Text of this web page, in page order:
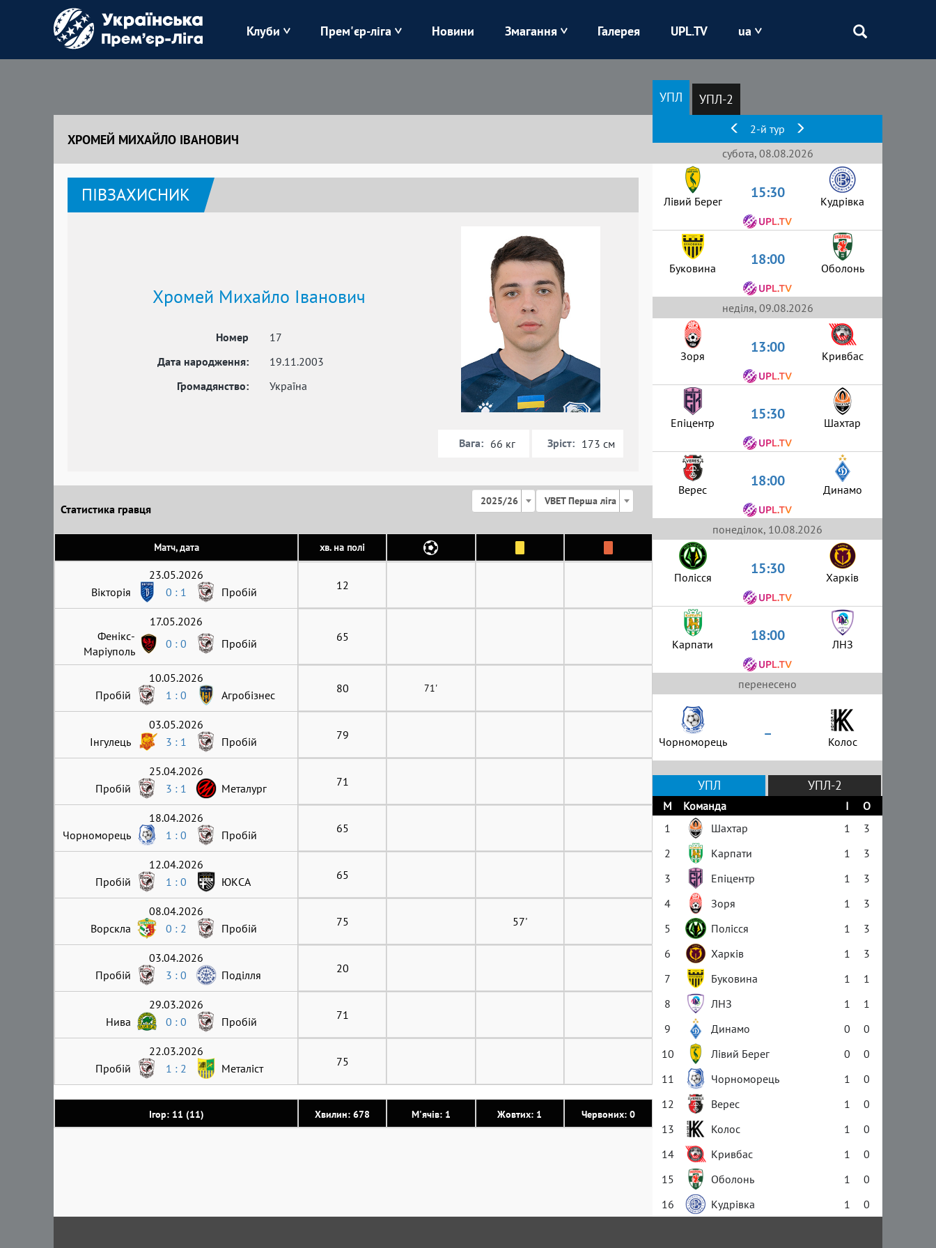
Клуби
Зоря Карпати Колос Кривбас
Оболонь
Полісся
Прем'єр-ліга Новини Змагання Галерея UPL.TV ua
ХРОМЕЙ МИХАЙЛО ІВАНОВИЧ
ПІВЗАХИСНИК
Хромей Михайло Іванович
Номер
17
Дата народження:
19.11.2003
Громадянство:
Україна
Вага: 66 кг Зріст: 173 см
Статистика гравця
2025/26 VBET Перша ліга
Матч, дата хв. на полі
Ігор: 11 (11) Хвилин: 678 М'ячів: 1 Жовтих: 1 Червоних: 0
23.05.2026
Вікторія
0 : 1 Пробій 12
17.05.2026
Фенікс-
Маріуполь
0 : 0 Пробій 65
10.05.2026
Пробій
1 : 0 Агробізнес 80 71'
03.05.2026
Інгулець
3 : 1 Пробій 79
25.04.2026
Пробій
3 : 1 Металург 71
18.04.2026
Чорноморець
1 : 0 Пробій 65
12.04.2026
Пробій
1 : 0 ЮКСА 65
08.04.2026
Ворскла
0 : 2 Пробій 75 57'
03.04.2026
Пробій
3 : 0 Поділля 20
29.03.2026
Нива
0 : 0 Пробій 71
22.03.2026
Пробій
1 : 2 Металіст 75
УПЛ УПЛ-2
2-й тур
субота, 08.08.2026
Лівий Берег 15:30 Кудрівка
Буковина 18:00 Оболонь
неділя, 09.08.2026
Зоря 13:00 Кривбас
Епіцентр 15:30 Шахтар
Верес 18:00 Динамо
понеділок, 10.08.2026
Полісся 15:30 Харків
Карпати 18:00 ЛНЗ
перенесено
Чорноморець – Колос
УПЛ УПЛ-2
М Команда І
О
1
Шахтар 1
3
2
Карпати 1
3
3
Епіцентр 1
3
4
Зоря 1
3
5
Полісся 1
3
6
Харків 1
3
7
Буковина 1
1
8
ЛНЗ 1
1
9
Динамо 0
0
10
Лівий Берег 0
0
11
Чорноморець 1
0
12
Верес 1
0
13
Колос 1
0
14
Кривбас 1
0
15
Оболонь 1
0
16
Кудрівка 1 0